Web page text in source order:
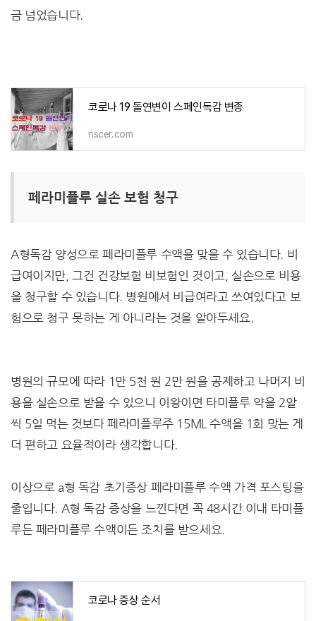
금 넘었습니다.
코로나 19 돌연변이 스페인독감 변종
nscer.com
페라미플루 실손 보험 청구
A형독감 양성으로 페라미플루 수액을 맞을 수 있습니다. 비
급여이지만, 그건 건강보험 비보험인 것이고, 실손으로 비용
을 청구할 수 있습니다. 병원에서 비급여라고 쓰여있다고 보
험으로 청구 못하는 게 아니라는 것을 알아두세요.
병원의 규모에 따라 1만 5천 원 2만 원을 공제하고 나머지 비
용을 실손으로 받을 수 있으니 이왕이면 타미플루 약을 2알
씩 5일 먹는 것보다 페라미플루주 15ML 수액을 1회 맞는 게
더 편하고 요율적이라 생각합니다.
이상으로 a형 독감 초기증상 페라미플루 수액 가격 포스팅을
줄입니다. A형 독감 증상을 느낀다면 꼭 48시간 이내 타미플
루든 페라미플루 수액이든 조치를 받으세요.
코로나 증상 순서